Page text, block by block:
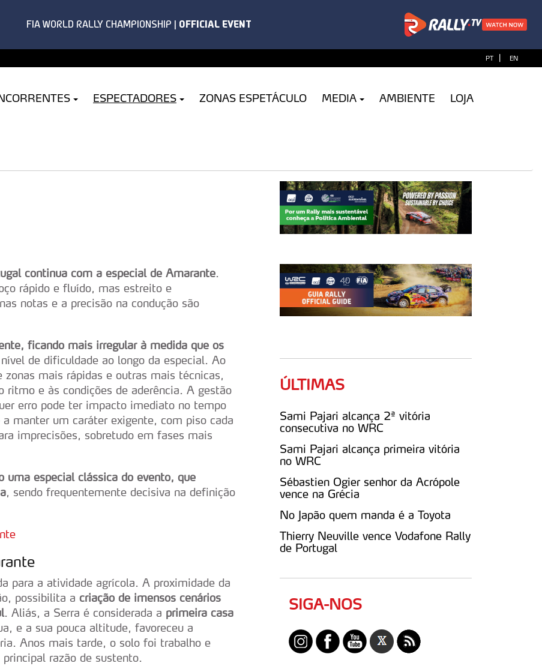
PT | EN
ESPECTADORES ZONAS ESPETÁCULO MEDIA AMBIENTE LOJA
continua com a especial de Amarante.
rápido e fluído, mas estreito e
notas e a precisão na condução são
ficando mais irregular à medida que os
de dificuldade ao longo da especial. Ao
mais rápidas e outras mais técnicas,
ritmo e às condições de aderência. A gestão
erro pode ter impacto imediato no tempo
manter um caráter exigente, com piso cada
imprecisões, sobretudo em fases mais
uma especial clássica do evento, que
, sendo frequentemente decisiva na definição
para a atividade agrícola. A proximidade da
possibilita a criação de imensos cenários
. Aliás, a Serra é considerada a primeira casa
e a sua pouca altitude, favoreceu a
Anos mais tarde, o solo foi trabalho e
razão de sustento.
ÚLTIMAS
Sami Pajari alcança 2ª vitória
consecutiva no WRC
Sami Pajari alcança primeira vitória
no WRC
Sébastien Ogier senhor da Acrópole
vence na Grécia
No Japão quem manda é a Toyota
Thierry Neuville vence Vodafone Rally
de Portugal
SIGA-NOS